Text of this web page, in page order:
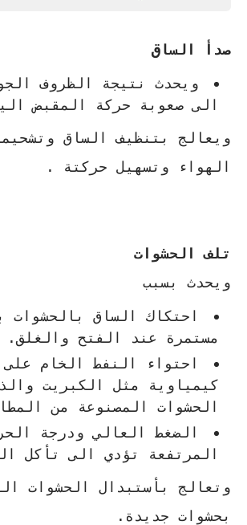
صدأ الساق
ويحدث نتيجة الظروف
الى صعوبة حركة المقبض
ويعالج بتنظيف الساق
الهواء وتسهيل حركتة .
تلف الحشوات
ويحدث بسبب
احتكاك الساق بالحشوات
مستمرة عند الفتح والغلق.
احتواء النفط الخام على
كيمياوية مثل الكبريت
الحشوات المصنوعة من
الضغط العالي ودرجة
المرتفعة تؤدي الى تأكل
وتعالج بأستبدال الحشوات
بحشوات جديدة.